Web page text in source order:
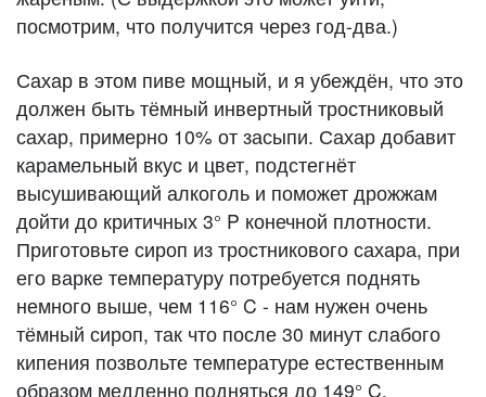
посмотрим, что получится через год-два.)
Сахар в этом пиве мощный, и я убеждён, что это
должен быть тёмный инвертный тростниковый
сахар, примерно 10% от засыпи. Сахар добавит
карамельный вкус и цвет, подстегнёт
высушивающий алкоголь и поможет дрожжам
дойти до критичных 3° P конечной плотности.
Приготовьте сироп из тростникового сахара, при
его варке температуру потребуется поднять
немного выше, чем 116° C - нам нужен очень
тёмный сироп, так что после 30 минут слабого
кипения позвольте температуре естественным
образом медленно подняться до 149° C.